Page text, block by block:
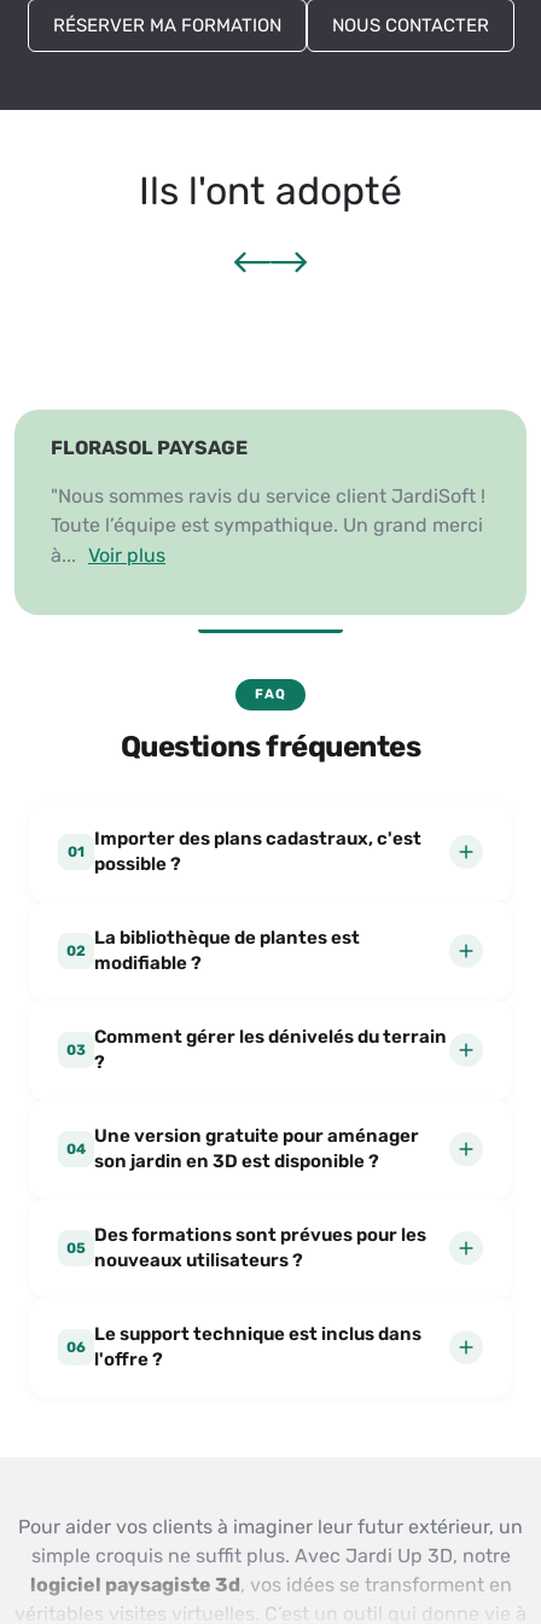
RÉSERVER MA FORMATION NOUS CONTACTER
Ils l'ont adopté
Muriel JACQUES | ESPACE JARDINS
"Le rythme de la formation me convenait
parfaitement et m'a permis d'assimiler à mon
rythme chaque
FAQ
Questions fréquentes
01
Importer des plans cadastraux, c'est
possible ?
02
La bibliothèque de plantes est
modifiable ?
03
Comment gérer les dénivelés du terrain
?
04
Une version gratuite pour aménager
son jardin en 3D est disponible ?
05
Des formations sont prévues pour les
nouveaux utilisateurs ?
06
Le support technique est inclus dans
l'offre ?
Pour aider vos clients à imaginer leur futur extérieur, un
simple croquis ne suffit plus. Avec Jardi Up 3D, notre
logiciel paysagiste 3d, vos idées se transforment en
véritables visites virtuelles. C’est un outil qui donne vie à